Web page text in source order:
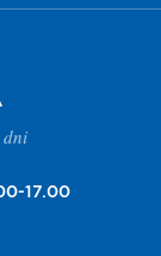
dni
17.00